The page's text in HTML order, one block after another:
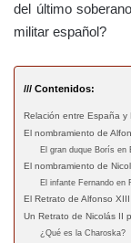
del último
militar español?
/// Contenidos:
Relación entre España y
El nombramiento de
El gran duque Borís en
El nombramiento de
El infante Fernando en
El Retrato de Alfonso
Un Retrato de Nicolás II
¿Qué es la Charoska?